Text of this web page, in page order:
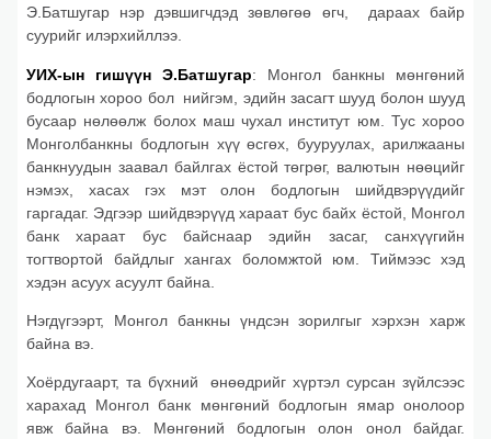
Э.Батшугар нэр дэвшигчдэд зөвлөгөө өгч, дараах байр
суурийг илэрхийллээ.
УИХ-ын гишүүн Э.Батшугар: Монгол банкны мөнгөний
бодлогын хороо бол нийгэм, эдийн засагт шууд болон шууд
бусаар нөлөөлж болох маш чухал институт юм. Тус хороо
Монголбанкны бодлогын хүү өсгөх, бууруулах, арилжааны
банкнуудын заавал байлгах ёстой төгрөг, валютын нөөцийг
нэмэх, хасах гэх мэт олон бодлогын шийдвэрүүдийг
гаргадаг. Эдгээр шийдвэрүүд хараат бус байх ёстой, Монгол
банк хараат бус байснаар эдийн засаг, санхүүгийн
тогтвортой байдлыг хангах боломжтой юм. Тиймээс хэд
хэдэн асуух асуулт байна.
Нэгдүгээрт, Монгол банкны үндсэн зорилгыг хэрхэн харж
байна вэ.
Хоёрдугаарт, та бүхний өнөөдрийг хүртэл сурсан зүйлсээс
харахад Монгол банк мөнгөний бодлогын ямар онолоор
явж байна вэ. Мөнгөний бодлогын олон онол байдаг.